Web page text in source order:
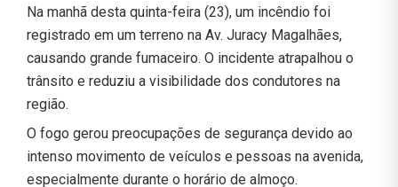
Na manhã desta quinta-feira (23), um incêndio foi
registrado em um terreno na Av. Juracy Magalhães,
causando grande fumaceiro. O incidente atrapalhou o
trânsito e reduziu a visibilidade dos condutores na
região.
O fogo gerou preocupações de segurança devido ao
intenso movimento de veículos e pessoas na avenida,
especialmente durante o horário de almoço.